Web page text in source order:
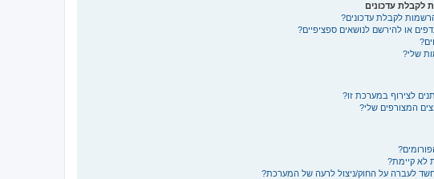
לקבלת עדכונים
לקבלת עדכונים?
או להירשם לנושאים ספציפיים?
שלי?
לצירוף במערכת זו?
המצורפים שלי?
לא קיימת?
לעברה על החוק/ניצול לרעה של המערכת?